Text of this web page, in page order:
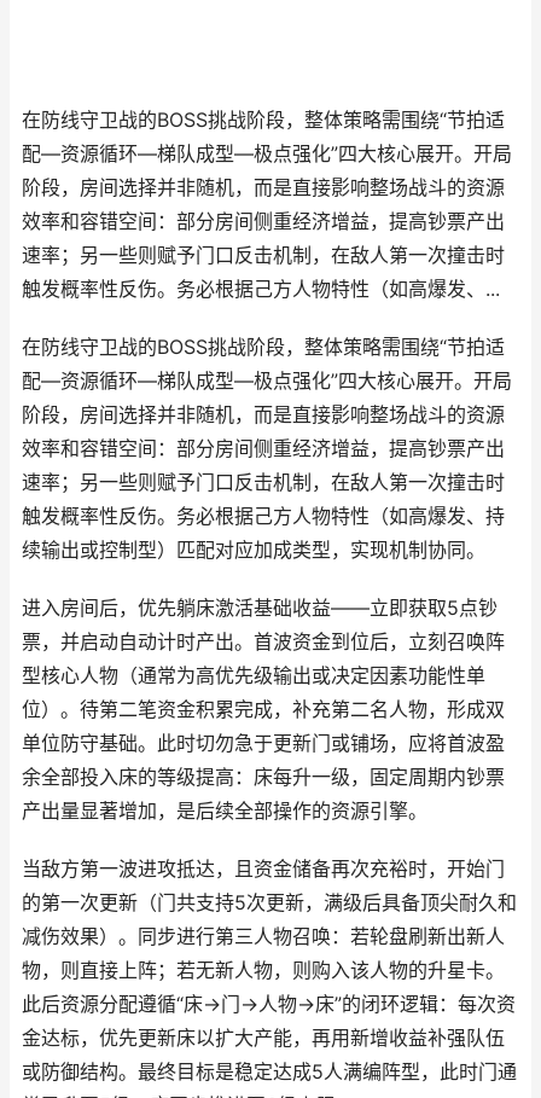
在防线守卫战的BOSS挑战阶段，整体策略需围绕“节拍适
配—资源循环—梯队成型—极点强化”四大核心展开。开局
阶段，房间选择并非随机，而是直接影响整场战斗的资源
效率和容错空间：部分房间侧重经济增益，提高钞票产出
速率；另一些则赋予门口反击机制，在敌人第一次撞击时
触发概率性反伤。务必根据己方人物特性（如高爆发、...
在防线守卫战的BOSS挑战阶段，整体策略需围绕“节拍适
配—资源循环—梯队成型—极点强化”四大核心展开。开局
阶段，房间选择并非随机，而是直接影响整场战斗的资源
效率和容错空间：部分房间侧重经济增益，提高钞票产出
速率；另一些则赋予门口反击机制，在敌人第一次撞击时
触发概率性反伤。务必根据己方人物特性（如高爆发、持
续输出或控制型）匹配对应加成类型，实现机制协同。
进入房间后，优先躺床激活基础收益——立即获取5点钞
票，并启动自动计时产出。首波资金到位后，立刻召唤阵
型核心人物（通常为高优先级输出或决定因素功能性单
位）。待第二笔资金积累完成，补充第二名人物，形成双
单位防守基础。此时切勿急于更新门或铺场，应将首波盈
余全部投入床的等级提高：床每升一级，固定周期内钞票
产出量显著增加，是后续全部操作的资源引擎。
当敌方第一波进攻抵达，且资金储备再次充裕时，开始门
的第一次更新（门共支持5次更新，满级后具备顶尖耐久和
减伤效果）。同步进行第三人物召唤：若轮盘刷新出新人
物，则直接上阵；若无新人物，则购入该人物的升星卡。
此后资源分配遵循“床→门→人物→床”的闭环逻辑：每次资
金达标，优先更新床以扩大产能，再用新增收益补强队伍
或防御结构。最终目标是稳定达成5人满编阵型，此时门通